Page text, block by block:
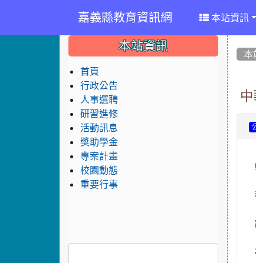
嘉義縣教育資訊網 本站資訊
本
::: 本站資訊
首頁
行政公告
人事選聘
研習進修
活動訊息
獎助學金
專案計畫
校園動態
重要行事